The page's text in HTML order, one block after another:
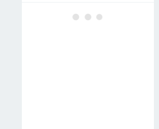
Вражеские дроны сбивали